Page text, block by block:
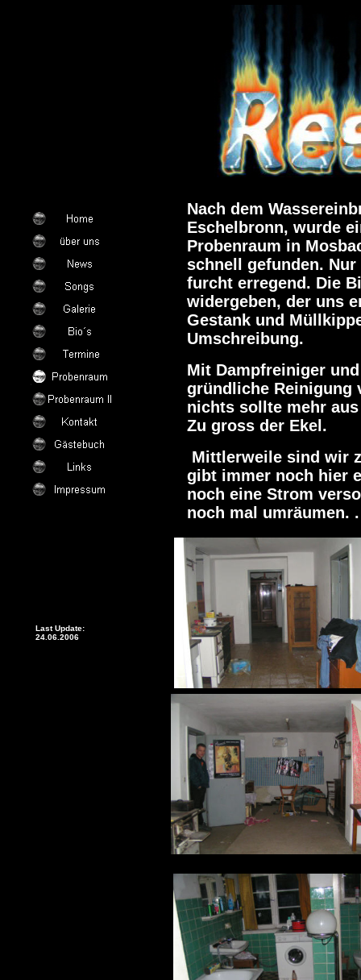
Last Update:
24.06.2006
Nach dem
Eschelbronn, wurde
Probenraum in
schnell gefunden.
furcht erregend. Die
widergeben, der uns
Gestank und
Umschreibung.
Mit Dampfreiniger
gründliche Reinigung
nichts sollte mehr
Zu gross der Ekel.
Mittlerweile sind wir
gibt immer noch hier
noch eine Strom
noch mal umräumen.